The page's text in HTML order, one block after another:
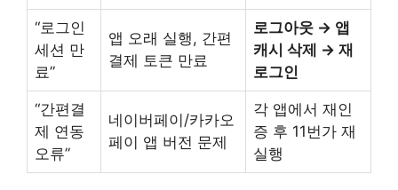
“로그인
세션 만
료”
앱 오래 실행, 간편
결제 토큰 만료
로그아웃 → 앱
캐시 삭제 → 재
로그인
“간편결
제 연동
오류”
네이버페이/카카오
페이 앱 버전 문제
각 앱에서 재인
증 후 11번가 재
실행